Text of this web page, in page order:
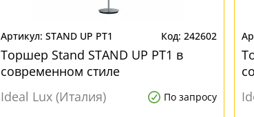
STAND UP PT1 242602
Торшер Stand STAND UP PT1 в
современном стиле
Ideal Lux (Италия)
По запросу